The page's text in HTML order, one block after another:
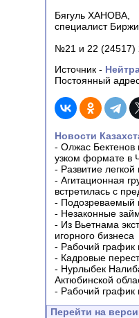
Бягуль ХАНОВА,
специалист
№21 и 22 (24517)
Источник -
Постоянный
Новости
- Олжас Бектенов
узком формате в
- Развитие
- Агитационная
встретилась с
- Подозреваемый
- Незаконные
- Из Вьетнама
игорного бизнеса
- Рабочий график
- Кадровые
- Нурлыбек
Актюбинской
- Рабочий график
Перейти на